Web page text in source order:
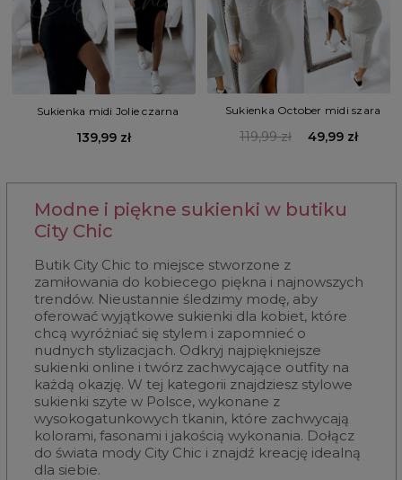
Sukienka midi Jolie czarna
139,99 zł
Sukienka October midi szara
119,99 zł 49,99 zł
Modne i piękne sukienki w butiku
City Chic
Butik City Chic to miejsce stworzone z
zamiłowania do kobiecego piękna i najnowszych
trendów. Nieustannie śledzimy modę, aby
oferować wyjątkowe sukienki dla kobiet, które
chcą wyróżniać się stylem i zapomnieć o
nudnych stylizacjach. Odkryj najpiękniejsze
sukienki online i twórz zachwycające outfity na
każdą okazję. W tej kategorii znajdziesz stylowe
sukienki szyte w Polsce, wykonane z
wysokogatunkowych tkanin, które zachwycają
kolorami, fasonami i jakością wykonania. Dołącz
do świata mody City Chic i znajdź kreację idealną
dla siebie.